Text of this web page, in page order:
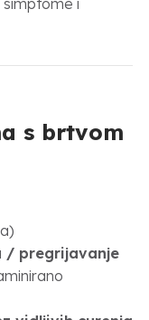
s brtvom
/ pregrijavanje